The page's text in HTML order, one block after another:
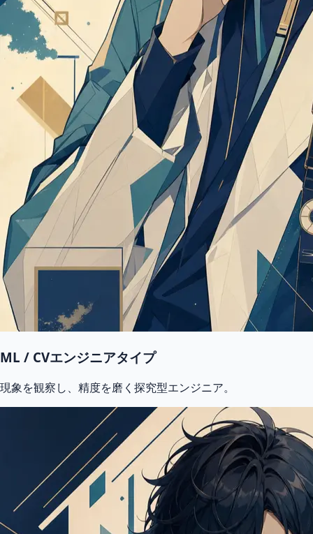
ML / CVエンジニアタイプ
現象を観察し、精度を磨く探究型エンジニア。